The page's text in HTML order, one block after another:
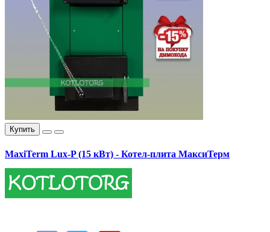
Купить
MaxiTerm Lux-P (15 кВт) - Котел-плита МаксиТерм
17400.00 грн.